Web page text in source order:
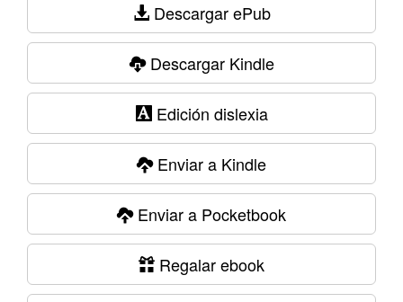
Descargar ePub
Descargar Kindle
Edición dislexia
Enviar a Kindle
Enviar a Pocketbook
Regalar ebook